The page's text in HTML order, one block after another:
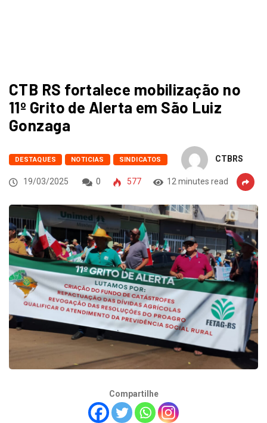
CTB RS fortalece mobilização no
11º Grito de Alerta em São Luiz
Gonzaga
DESTAQUES NOTICIAS SINDICATOS CTBRS
19/03/2025 0 577 12 minutes read
Compartilhe